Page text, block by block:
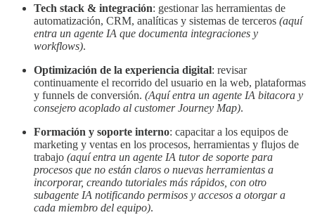
Tech stack & integración: gestionar las herramientas de
automatización, CRM, analíticas y sistemas de terceros (aquí
entra un agente IA que documenta integraciones y
workflows).
Optimización de la experiencia digital: revisar
continuamente el recorrido del usuario en la web, plataformas
y funnels de conversión. (Aquí entra un agente IA bitacora y
consejero acoplado al customer Journey Map).
Formación y soporte interno: capacitar a los equipos de
marketing y ventas en los procesos, herramientas y flujos de
trabajo (aquí entra un agente IA tutor de soporte para
procesos que no están claros o nuevas herramientas a
incorporar, creando tutoriales más rápidos, con otro
subagente IA notificando permisos y accesos a otorgar a
cada miembro del equipo).